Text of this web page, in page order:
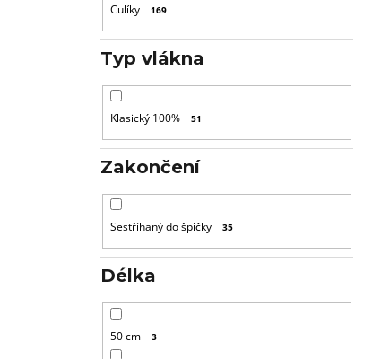
Culíky 169
Typ vlákna
Klasický 100% 51
Zakončení
Sestříhaný do špičky 35
Délka
50 cm 3